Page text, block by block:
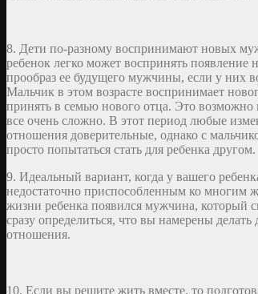
8. Дети по-разному воспринимают новых
ребенок легко может воспринять
прообраз ее будущего мужчины, если у них
Мальчик в этом возрасте воспринимает
принять в семью нового отца. Это возможно
все очень сложно. В этот период любые
отношения доверительные, однако с
просто попытаться стать для ребенка другом.
9. Идеальный вариант, когда у вашего
недостаточно приспособленным ко многим
жизни ребенка появился мужчина,
сразу определиться, что вы намерены
отношения.
10. Если вы решите жить вместе, то